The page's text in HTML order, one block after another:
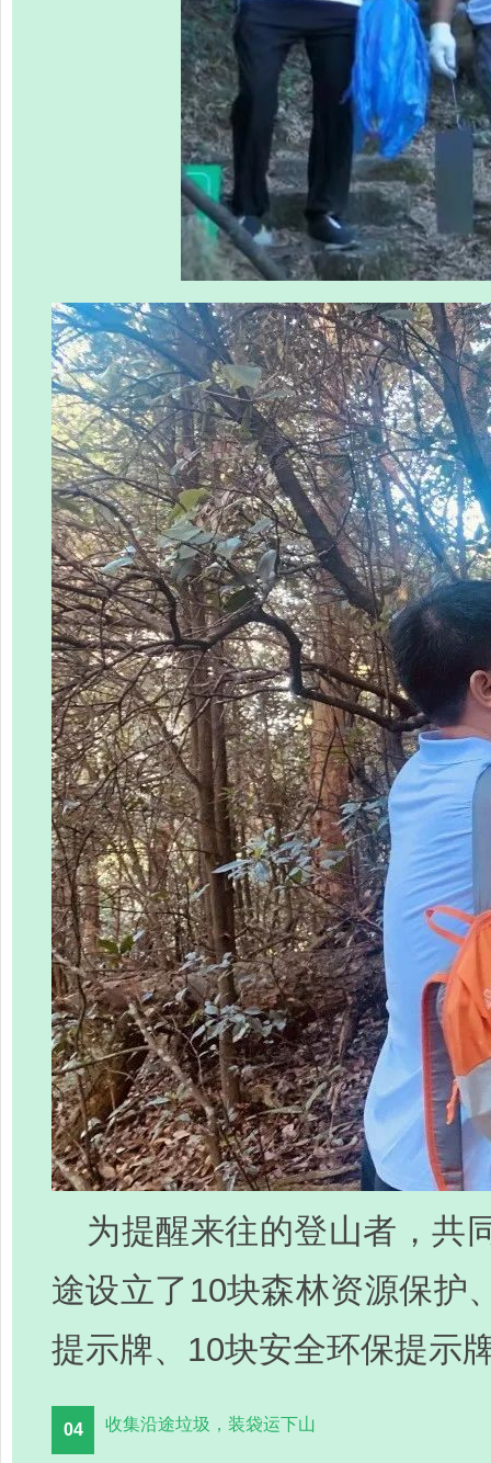
为提醒来往的登山者，共
途设立了10块森林资源保护
提示牌、10块安全环保提示
04 收集沿途垃圾，装袋运下山